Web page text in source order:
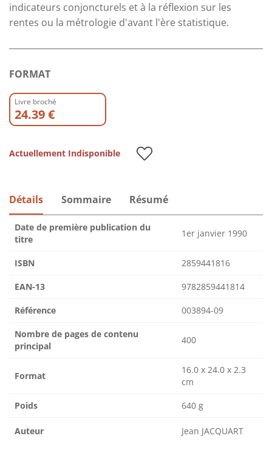
indicateurs conjoncturels et à la réflexion sur les
rentes ou la métrologie d'avant l'ère statistique.
FORMAT
Livre broché
24.39 €
Actuellement Indisponible
Détails Sommaire Résumé
Date de première publication du
titre
1er janvier 1990
ISBN 2859441816
EAN-13 9782859441814
Référence 003894-09
Nombre de pages de contenu
principal
400
Format
16.0 x 24.0 x 2.3
cm
Poids 640 g
Auteur Jean JACQUART